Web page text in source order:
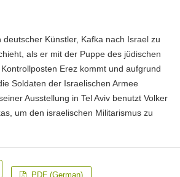
Künstler, Kafka nach Israel zu
als er mit der Puppe des jüdischen
Erez kommt und aufgrund
Soldaten der Israelischen Armee
Ausstellung in Tel Aviv benutzt Volker
um den israelischen Militarismus zu
PDF (German)